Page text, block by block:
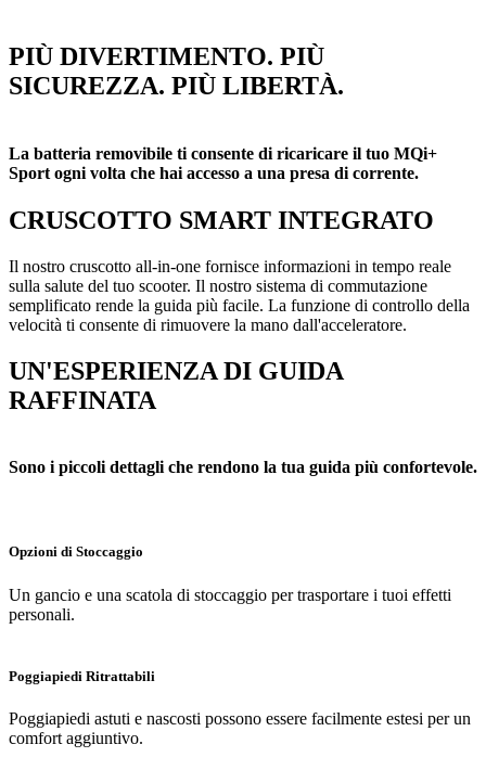
PIÙ DIVERTIMENTO. PIÙ
SICUREZZA. PIÙ LIBERTÀ.
La batteria removibile ti consente di ricaricare il tuo MQi+
Sport ogni volta che hai accesso a una presa di corrente.
CRUSCOTTO SMART INTEGRATO
Il nostro cruscotto all-in-one fornisce informazioni in tempo reale
sulla salute del tuo scooter. Il nostro sistema di commutazione
semplificato rende la guida più facile. La funzione di controllo della
velocità ti consente di rimuovere la mano dall'acceleratore.
UN'ESPERIENZA DI GUIDA
RAFFINATA
Sono i piccoli dettagli che rendono la tua guida più confortevole.
Opzioni di Stoccaggio
Un gancio e una scatola di stoccaggio per trasportare i tuoi effetti
personali.
Poggiapiedi Ritrattabili
Poggiapiedi astuti e nascosti possono essere facilmente estesi per un
comfort aggiuntivo.